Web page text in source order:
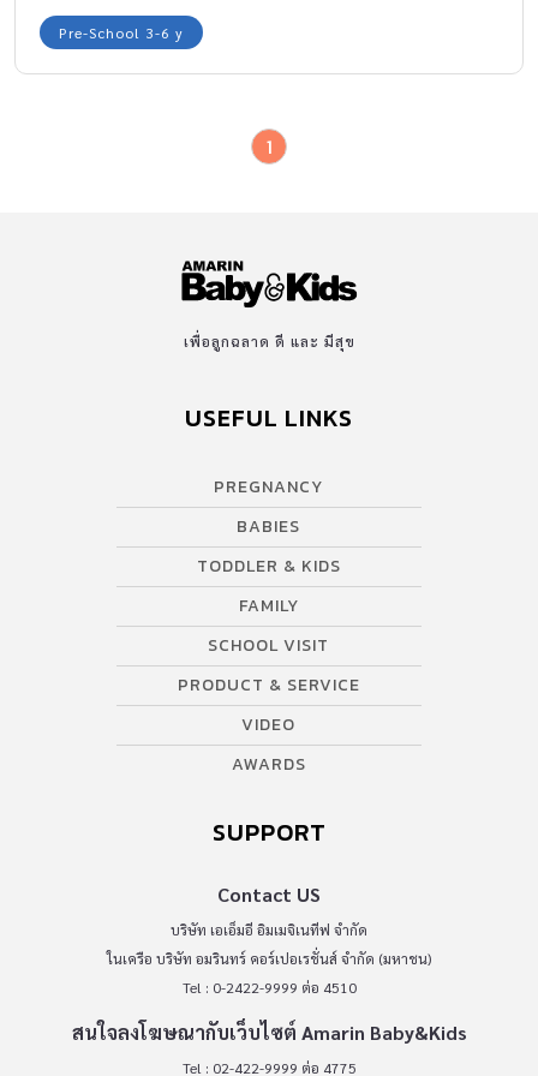
Pre-School 3-6 y
1
เพื่อลูกฉลาด ดี และ มีสุข
USEFUL LINKS
PREGNANCY
BABIES
TODDLER & KIDS
FAMILY
SCHOOL VISIT
PRODUCT & SERVICE
VIDEO
AWARDS
SUPPORT
Contact US
บริษัท เอเอ็มอี อิมเมจิเนทีฟ จำกัด
ในเครือ บริษัท อมรินทร์ คอร์เปอเรชั่นส์ จำกัด (มหาชน)
Tel : 0-2422-9999 ต่อ 4510
สนใจลงโฆษณากับเว็บไซต์ Amarin Baby&Kids
Tel : 02-422-9999 ต่อ 4775